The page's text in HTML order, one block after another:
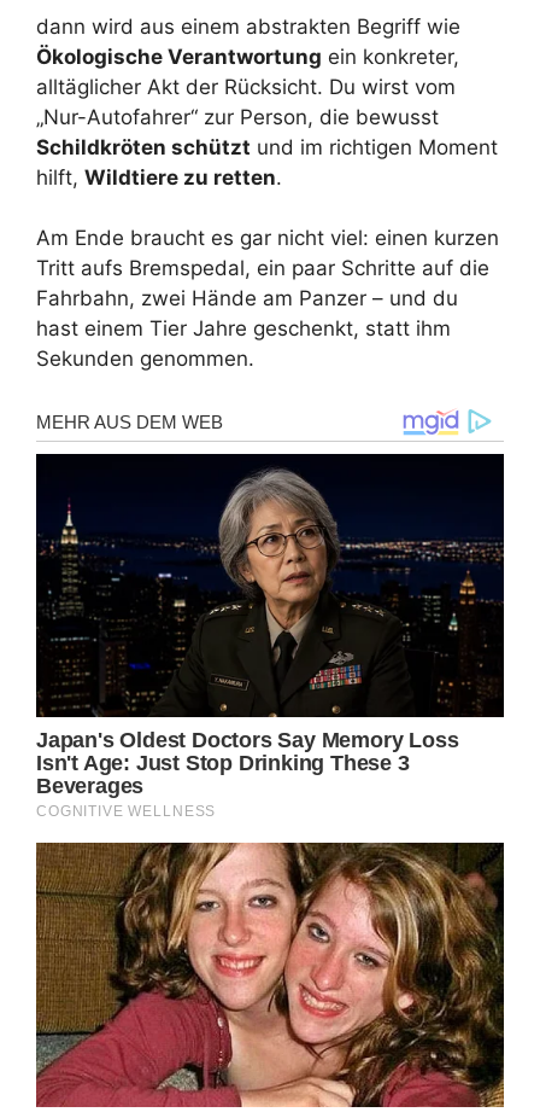
dann wird aus einem abstrakten Begriff wie
Ökologische Verantwortung ein konkreter,
alltäglicher Akt der Rücksicht. Du wirst vom
„Nur-Autofahrer“ zur Person, die bewusst
Schildkröten schützt und im richtigen Moment
hilft, Wildtiere zu retten.
Am Ende braucht es gar nicht viel: einen kurzen
Tritt aufs Bremspedal, ein paar Schritte auf die
Fahrbahn, zwei Hände am Panzer – und du
hast einem Tier Jahre geschenkt, statt ihm
Sekunden genommen.